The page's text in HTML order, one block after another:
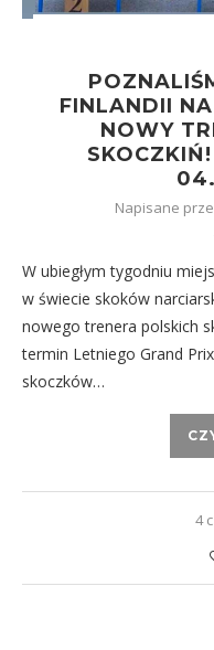
FINLANDII
NOWY
Napisane
W ubiegłym tygodniu
w świecie skoków
nowego trenera polskich
termin Letniego Grand
skoczków…
4